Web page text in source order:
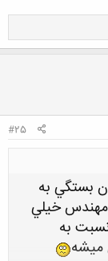
#25
بستگي به
خيلي
به
شه